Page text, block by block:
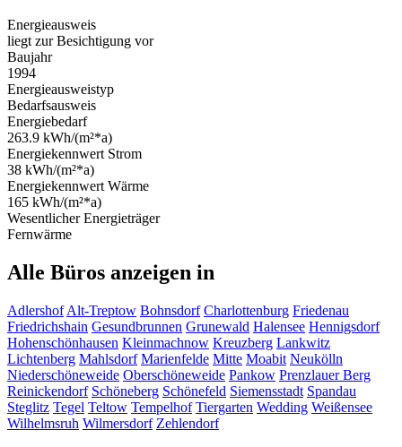
Energieausweis
liegt zur Besichtigung vor
Baujahr
1994
Energieausweistyp
Bedarfsausweis
Energiebedarf
263.9 kWh/(m²*a)
Energiekennwert Strom
38 kWh/(m²*a)
Energiekennwert Wärme
165 kWh/(m²*a)
Wesentlicher Energieträger
Fernwärme
Alle Büros anzeigen in
Adlershof Alt-Treptow Bohnsdorf Charlottenburg Friedenau
Friedrichshain Gesundbrunnen Grunewald Halensee Hennigsdorf
Hohenschönhausen Kleinmachnow Kreuzberg Lankwitz
Lichtenberg Mahlsdorf Marienfelde Mitte Moabit Neukölln
Niederschöneweide Oberschöneweide Pankow Prenzlauer Berg
Reinickendorf Schöneberg Schönefeld Siemensstadt Spandau
Steglitz Tegel Teltow Tempelhof Tiergarten Wedding Weißensee
Wilhelmsruh Wilmersdorf Zehlendorf